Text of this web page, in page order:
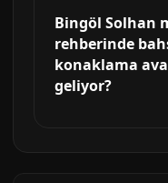
Bingöl Solhan
rehberinde
konaklama
geliyor?